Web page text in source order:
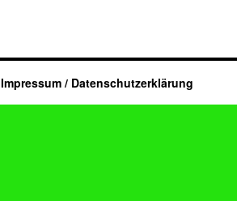
Impressum / Datenschutzerklärung